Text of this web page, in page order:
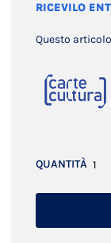
RICEVILO
Questo
QUANTITÀ